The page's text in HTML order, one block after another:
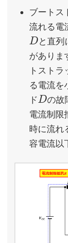
ブートス
流れる電
Dと直列
がありま
トスト
る電流を
ドDの故
電流制限
時に流れ
容電流以